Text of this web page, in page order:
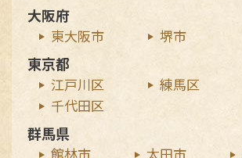
大阪府
東大阪市 堺市
東京都
江戸川区
練馬区
千代田区
群馬県
館林市 太田市